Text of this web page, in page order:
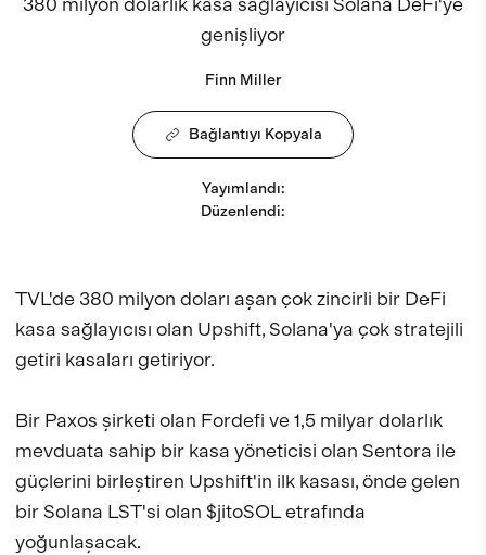
genişliyor
Finn Miller
Bağlantıyı Kopyala
Yayımlandı:
Düzenlendi:
TVL'de 380 milyon doları aşan çok zincirli bir DeFi
kasa sağlayıcısı olan Upshift, Solana'ya çok stratejili
getiri kasaları getiriyor.
Bir Paxos şirketi olan Fordefi ve 1,5 milyar dolarlık
mevduata sahip bir kasa yöneticisi olan Sentora ile
güçlerini birleştiren Upshift'in ilk kasası, önde gelen
bir Solana LST'si olan $jitoSOL etrafında
yoğunlaşacak.